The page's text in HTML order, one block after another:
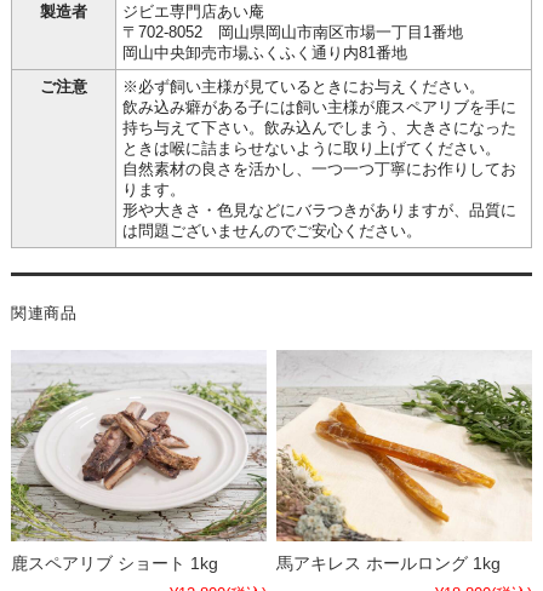
製造者
ジビエ専門店あい庵
〒702-8052 岡山県岡山市南区市場一丁目1番地
岡山中央卸売市場ふくふく通り内81番地
ご注意
※必ず飼い主様が見ているときにお与えください。
飲み込み癖がある子には飼い主様が鹿スペアリブを手に
持ち与えて下さい。飲み込んでしまう、大きさになった
ときは喉に詰まらせないように取り上げてください。
自然素材の良さを活かし、一つ一つ丁寧にお作りしてお
ります。
形や大きさ・色見などにバラつきがありますが、品質に
は問題ございませんのでご安心ください。
関連商品
鹿スペアリブ ショート 1kg
馬アキレス ホールロング 1kg